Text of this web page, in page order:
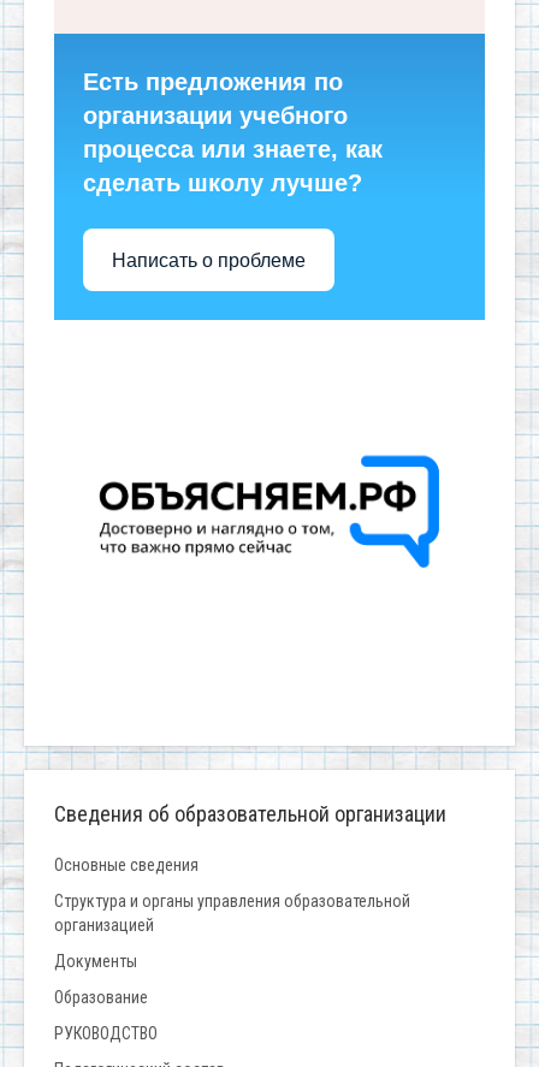
Есть предложения по
организации учебного
процесса или знаете, как
сделать школу лучше?
Написать о проблеме
Сведения об образовательной организации
Основные сведения
Структура и органы управления образовательной
организацией
Документы
Образование
РУКОВОДСТВО